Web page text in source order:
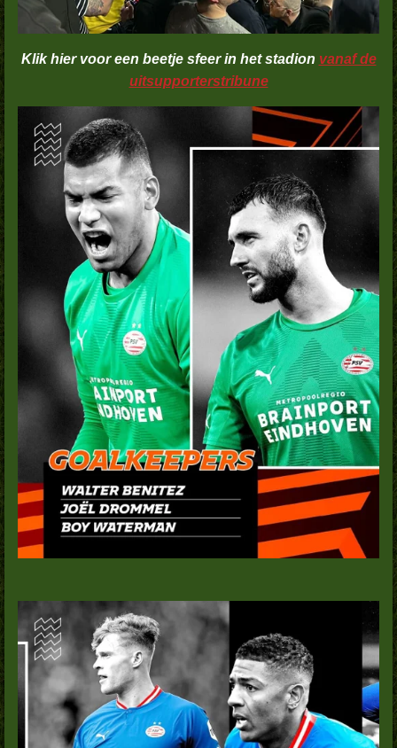
Klik hier voor een beetje sfeer in het stadion vanaf de
uitsupporterstribune